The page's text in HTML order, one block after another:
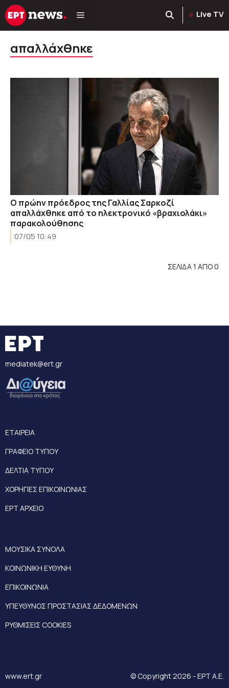
Μετάβαση
σε
Live TV
απαλλάχθηκε
Ο πρώην πρόεδρος της Γαλλίας Σαρκοζί
απαλλάχθηκε από το ηλεκτρονικό «βραχιολάκι»
παρακολούθησης
07/05 10:49
ΣΕΛΙΔΑ 1 ΑΠΟ 0
mediatek@ert.gr
ΕΤΑΙΡΕΙΑ
ΓΡΑΦΕΙΟ ΤΥΠΟΥ
ΔΕΛΤΙΑ ΤΥΠΟΥ
ΧΟΡΗΓΙΕΣ ΕΠΙΚΟΙΝΩΝΙΑΣ
ΕΡΤ ΑΡΧΕΙΟ
ΜΟΥΣΙΚΑ ΣΥΝΟΛΑ
ΚΟΙΝΩΝΙΚΗ ΕΥΘΥΝΗ
ΕΠΙΚΟΙΝΩΝΙΑ
ΥΠΕΥΘΥΝΟΣ ΠΡΟΣΤΑΣΙΑΣ ΔΕΔΟΜΕΝΩΝ
ΡΥΘΜΙΣΕΙΣ COOKIES
www.ert.gr © Copyright 2026 - ΕΡΤ Α.Ε.